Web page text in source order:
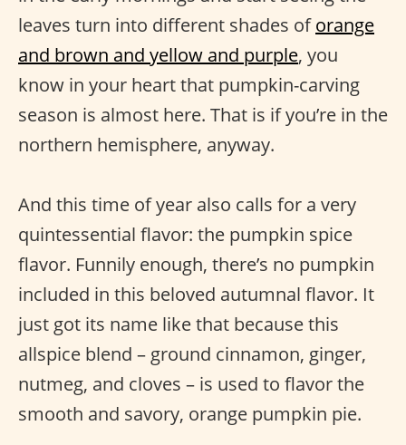
leaves turn into different shades oforange
and brown and yellow and purple, you
know in your heart that pumpkin-carving
season is almost here. That is if you’re in the
northern hemisphere, anyway.
And this time of year also calls for a very
quintessential flavor: the pumpkin spice
flavor. Funnily enough, there’s no pumpkin
included in this beloved autumnal flavor. It
just got its name like that because this
allspice blend – ground cinnamon, ginger,
nutmeg, and cloves – is used to flavor the
smooth and savory, orange pumpkin pie.